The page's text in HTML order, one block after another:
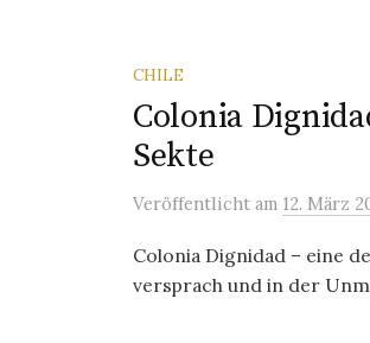
CHILE
Colonia
Sekte
Veröffentlicht am 12. März
Colonia Dignidad – eine
versprach und in der